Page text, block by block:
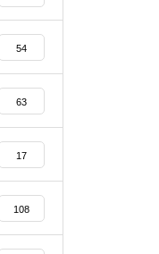
54
63
17
108